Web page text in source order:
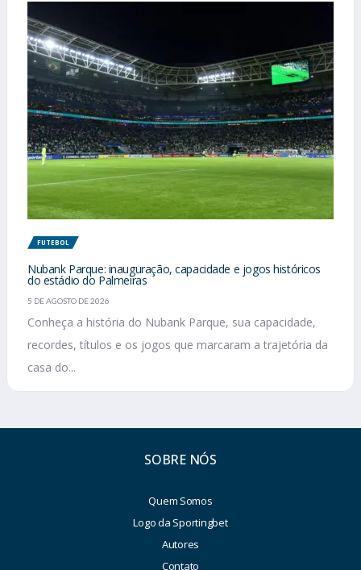
FUTEBOL
Nubank Parque: inauguração, capacidade e jogos históricos
do estádio do Palmeiras
5 DE AGOSTO DE 2026
Conheça a história do Nubank Parque, sua capacidade,
recordes, títulos e os jogos que marcaram a trajetória da
casa do...
SOBRE NÓS
Quem Somos
Logo da Sportingbet
Autores
Contato